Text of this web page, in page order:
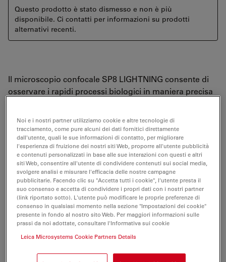
Questo prodotto è stato dismesso e non è più
disponibile. Ci contatti per informazioni su prodotti
alternativi recenti.
Il microscopio confocale SP8 LIGHTNING consente di
osservare i rapidi processi biologici in maniera precisa
imaging ultra veloce e dalla possibilità di visualizzare
più marcatori fluorescenti contemporaneamente.
Grazie all'esclusivo sistema di rilevamento del
LIGHTNING, è possibile tracciare la dinamica di più
molecole contemporaneamente, anche quelle a bassi
livelli di espressione, in tempi di acquisizione
prolungati su campioni vivi.
Il microscopio confocale SP8 LIGHTNING vi offre i
seguenti vantaggi prestazionali
Noi e i nostri partner utilizziamo cookie e altre tecnologie di
tracciamento, come pure alcuni dei dati fornitici direttamente
dall'utente, quali le sue informazioni di contatto, per migliorare
l'esperienza di fruizione dei nostri siti Web, proporre all'utente pubblicità
e contenuti personalizzati in base alle sue interazioni con questi e altri
siti Web, consentire all'utente di condividere contenuti sui social media,
svolgere analisi e misurare l'efficacia delle nostre campagne
pubblicitarie. Facendo clic su "Accetta tutti i cookie", l'utente presta il
suo consenso e accetta di condividere i propri dati con i nostri partner
(link riportato sotto). L'utente può modificare le proprie preferenze di
consenso in qualsiasi momento nella sezione "Impostazioni dei cookie"
presente in fondo al nostro sito Web. Per maggiori informazioni sulle
prassi da noi adottate, consultare l'Informativa sui cookie
Leica Microsystems Cookie Partners Details